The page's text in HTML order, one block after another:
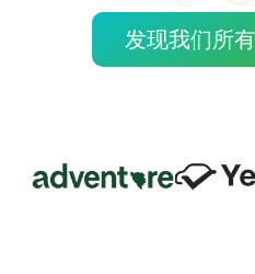
发现我们所